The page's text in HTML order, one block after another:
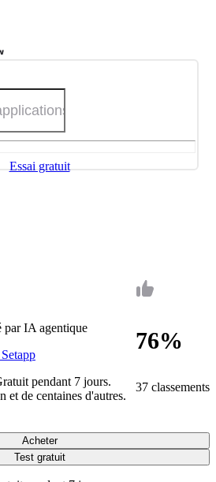
Essai gratuit
76%
37 classements
par IA agentique
pendant 7 jours.
et de centaines d'autres.
Acheter
Test gratuit